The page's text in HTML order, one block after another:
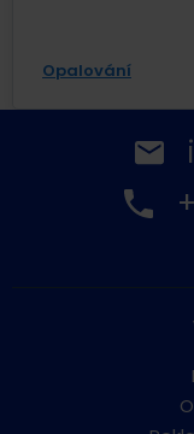
Opalování